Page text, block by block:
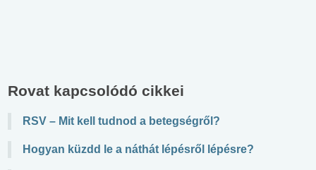
Rovat kapcsolódó cikkei
RSV – Mit kell tudnod a betegségről?
Hogyan küzdd le a náthát lépésről lépésre?